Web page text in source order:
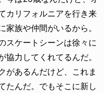
カリフォルニアを行き来
家族や仲間がいるから。
スケートシーンは徐々に
協力してくれてるんだ。
があるんだけど、これま
たんだ。でもそこに新し